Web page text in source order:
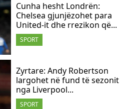
SPORT
Cunha hesht Londrën:
Chelsea gjunjëzohet para
United-it dhe rrezikon që...
SPORT
Zyrtare: Andy Robertson
largohet në fund të sezonit
nga Liverpool...